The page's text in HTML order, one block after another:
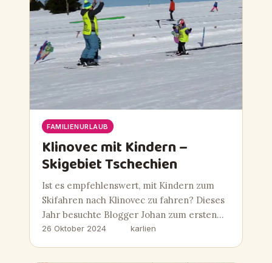
FAMILIENURLAUB
Klinovec mit Kindern –
Skigebiet Tschechien
Ist es empfehlenswert, mit Kindern zum
Skifahren nach Klinovec zu fahren? Dieses
Jahr besuchte Blogger Johan zum ersten…
26 Oktober 2024 karlien